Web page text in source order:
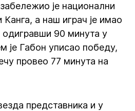
је национални
Канга, а наш играч је имао
одигравши 90 минута у
је Габон уписао победу,
провео 77 минута на
представника и у